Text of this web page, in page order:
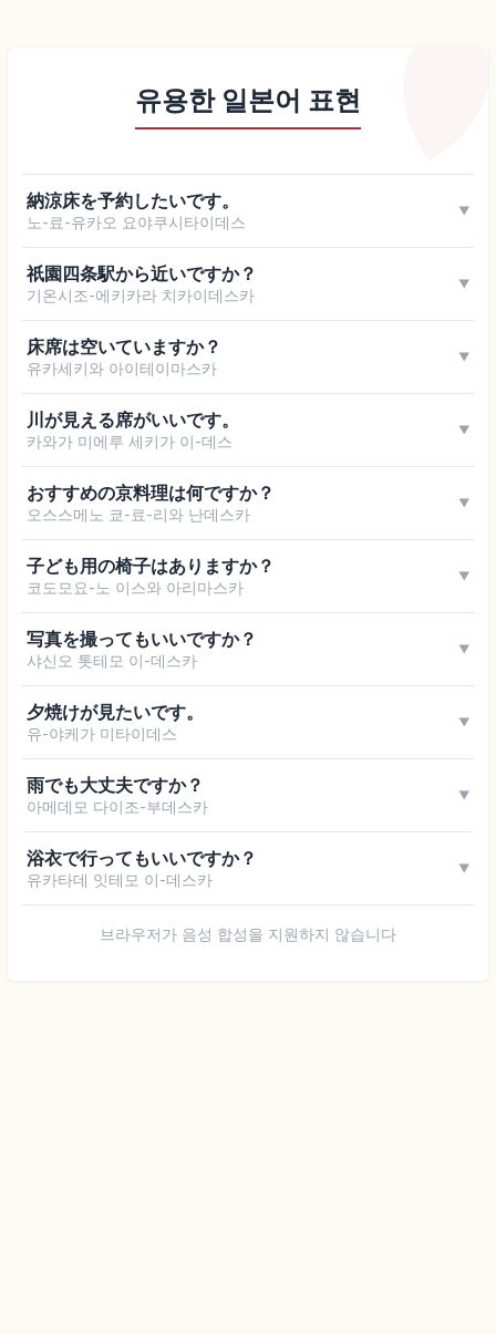
유용한 일본어 표현
納涼床を予約したいです。
노-료-유카오 요야쿠시타이데스
▼
祇園四条駅から近いですか？
기온시조-에키카라 치카이데스카
▼
床席は空いていますか？
유카세키와 아이테이마스카
▼
川が見える席がいいです。
카와가 미에루 세키가 이-데스
▼
おすすめの京料理は何ですか？
오스스메노 쿄-료-리와 난데스카
▼
子ども用の椅子はありますか？
코도모요-노 이스와 아리마스카
▼
写真を撮ってもいいですか？
샤신오 톳테모 이-데스카
▼
夕焼けが見たいです。
유-야케가 미타이데스
▼
雨でも大丈夫ですか？
아메데모 다이조-부데스카
▼
浴衣で行ってもいいですか？
유카타데 잇테모 이-데스카
▼
브라우저가 음성 합성을 지원하지 않습니다